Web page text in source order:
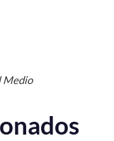
Medio